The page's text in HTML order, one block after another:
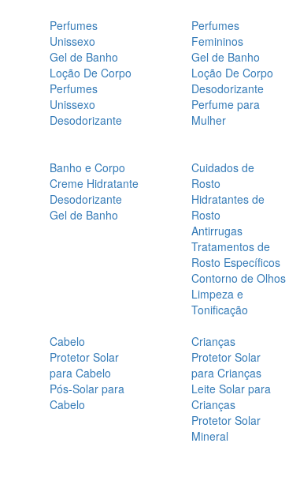
Perfumes
Unissexo
Gel de Banho
Loção De Corpo
Perfumes
Unissexo
Desodorizante
Perfumes
Femininos
Gel de Banho
Loção De Corpo
Desodorizante
Perfume para
Mulher
Banho e Corpo
Creme Hidratante
Desodorizante
Gel de Banho
Cuidados de
Rosto
Hidratantes de
Rosto
Antirrugas
Tratamentos de
Rosto Específicos
Contorno de Olhos
Limpeza e
Tonificação
Cabelo
Protetor Solar
para Cabelo
Pós-Solar para
Cabelo
Crianças
Protetor Solar
para Crianças
Leite Solar para
Crianças
Protetor Solar
Mineral